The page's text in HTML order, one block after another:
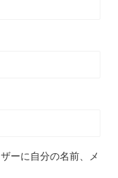
ーに自分の名前、メ